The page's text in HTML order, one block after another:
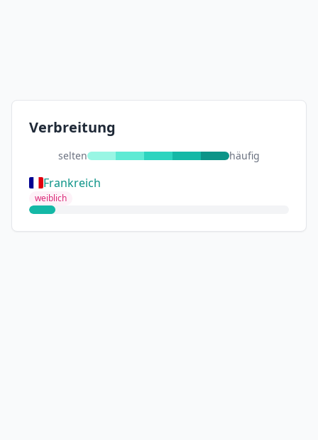
Verbreitung
selten häufig
Frankreich
weiblich